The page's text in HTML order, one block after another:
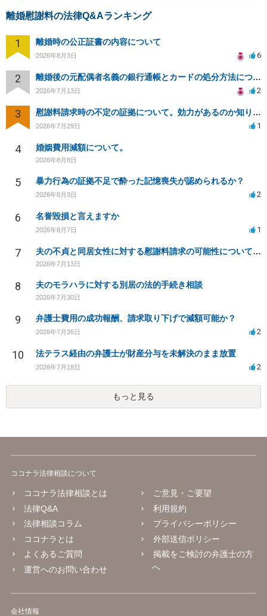
離婚慰謝料の法律Q&Aランキング
1 離婚時の公正証書の内容について
2026年8月3日 6
2 離婚後の元配偶者名義の銀行通帳とカードの処分方法について
2026年7月13日 2
3 慰謝料請求時の不定の証拠について。効力があるのか知りたい。
2026年7月29日 1
4 婚姻費用減額について。
2026年8月8日
5 暴力行為の証拠不足で酔った記憶喪失が認められるか？
2026年8月3日 2
6 名誉毀損と言えますか
2026年8月7日 1
7 夫の不貞と同居女性に対する慰謝料請求の可能性について相談
2026年7月13日
8 夫のモラハラに対する別居の法的手続き相談
2026年7月30日
9 弁護士費用の成功報酬、請求取り下げで減額可能か？
2026年7月26日 2
10 法テラス経由の弁護士が財産分与を未解決のまま放置
2026年7月18日 2
もっと見る
ココナラ法律相談について
ココナラ法律相談とは
法律Q&A
法律相談コラム
ココナラとは
よくあるご質問
運営へのお問い合わせ
ご意見・ご要望
利用規約
プライバシーポリシー
外部送信ポリシー
掲載をご検討の弁護士の方
へ
会社情報